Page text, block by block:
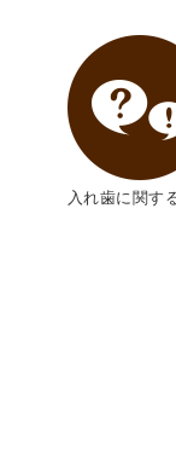
入れ歯に関す